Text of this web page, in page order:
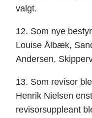
valgt.
12. Som nye
Louise Ålbæk,
Andersen,
13. Som revisor
Henrik Nielsen
revisorsuppleant